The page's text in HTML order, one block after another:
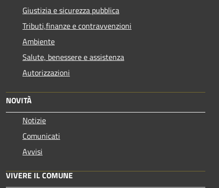
Giustizia e sicurezza pubblica
Tributi,finanze e contravvenzioni
Ambiente
Salute, benessere e assistenza
Autorizzazioni
NOVITÀ
Notizie
Comunicati
Avvisi
VIVERE IL COMUNE